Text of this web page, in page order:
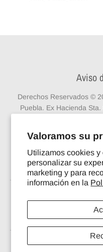
Valoramos su
Utilizamos cookies
personalizar su
marketing y para
información en la
Aviso
Derechos Reservados ©
Puebla. Ex Hacienda
gratuito para llamadas
mundo +52 222
© 2026,